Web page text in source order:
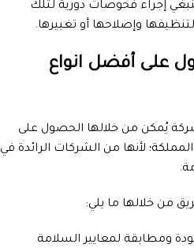
إجراء فحوصات دورية لتلك
وإصلاحها أو تغييرها.
على أفضل انواع
يُمكن من خلالها الحصول على
لأنها من الشركات الرائدة في
من خلالها ما يلي:
ومطابقة لمعايير السلامة